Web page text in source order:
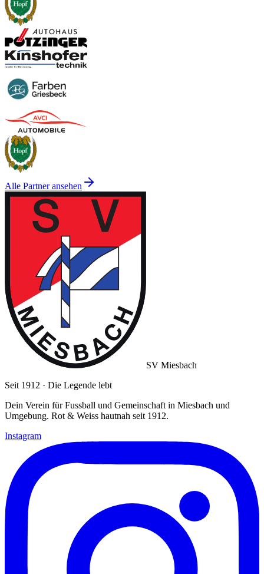
Alle Partner ansehen
SV Miesbach
Seit 1912 · Die Legende lebt
Dein Verein für Fussball und Gemeinschaft in Miesbach und
Umgebung. Rot & Weiss hautnah seit 1912.
Instagram